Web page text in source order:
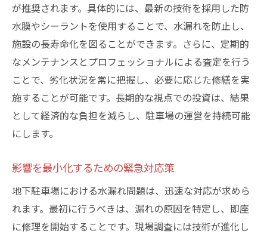
が推奨されます。具体的には、最新の技術を採用した防
水膜やシーラントを使用することで、水漏れを防止し、
施設の長寿命化を図ることができます。さらに、定期的
なメンテナンスとプロフェッショナルによる査定を行う
ことで、劣化状況を常に把握し、必要に応じた修繕を実
施することが可能です。長期的な視点での投資は、結果
として経済的な負担を減らし、駐車場の運営を持続可能
にします。
影響を最小化するための緊急対応策
地下駐車場における水漏れ問題は、迅速な対応が求めら
れます。最初に行うべきは、漏れの原因を特定し、即座
に修理を開始することです。現場調査には技術が進化し